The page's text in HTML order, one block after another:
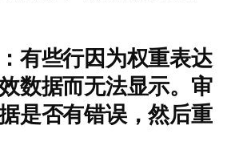
有些行因为权重表达
数据而无法显示。审
是否有错误，然后重